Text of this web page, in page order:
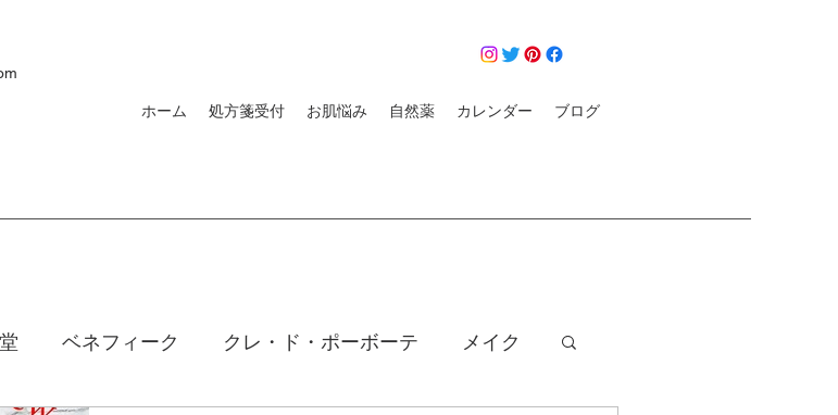
ホーム 処方箋受付 お肌悩み 自然薬 カレンダー ブログ
ベネフィーク クレ・ド・ポーボーテ メイク